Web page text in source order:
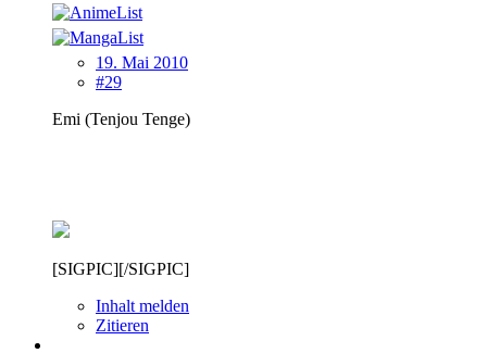
19. Mai 2010
#29
Emi (Tenjou Tenge)
[SIGPIC][/SIGPIC]
Inhalt melden
Zitieren